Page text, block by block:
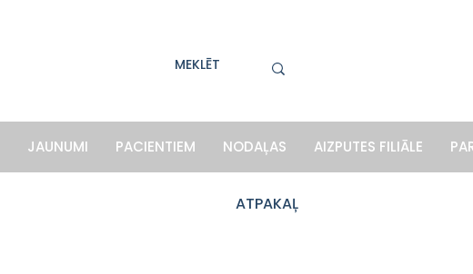
JAUNUMI PACIENTIEM NODAĻAS AIZPUTES FILIĀLE
ATPAKAĻ